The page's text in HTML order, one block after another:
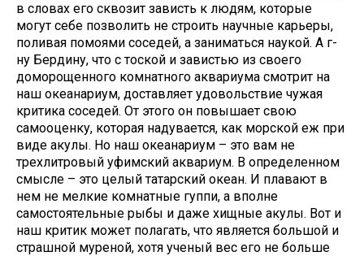
в словах его сквозит зависть к людям, которые
могут себе позволить не строить научные карьеры,
поливая помоями соседей, а заниматься наукой. А г-
ну Бердину, что с тоской и завистью из своего
доморощенного комнатного аквариума смотрит на
наш океанариум, доставляет удовольствие чужая
критика соседей. От этого он повышает свою
самооценку, которая надувается, как морской еж при
виде акулы. Но наш океанариум – это вам не
трехлитровый уфимский аквариум. В определенном
смысле – это целый татарский океан. И плавают в
нем не мелкие комнатные гуппи, а вполне
самостоятельные рыбы и даже хищные акулы. Вот и
наш критик может полагать, что является большой и
страшной муреной, хотя ученый вес его не больше